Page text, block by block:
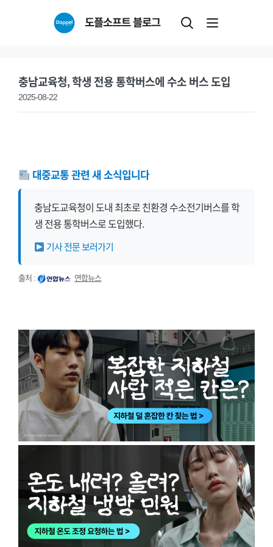
도플소프트 블로그
충남교육청, 학생 전용 통학버스에 수소 버스 도입
2025-08-22
대중교통 관련 새 소식입니다
충남도교육청이 도내 최초로 친환경 수소전기버스를 학
생 전용 통학버스로 도입했다.
기사 전문 보러가기
출처 : 연합뉴스